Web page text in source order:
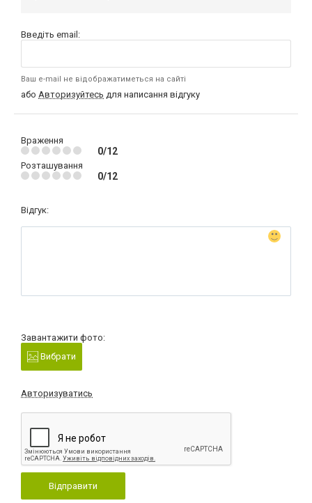
Введіть email:
Ваш e-mail не відображатиметься на сайті
або Авторизуйтесь для написання відгуку
Враження
0/12
Розташування
0/12
Відгук:
Завантажити фото:
Вибрати
Авторизуватись
Відправити